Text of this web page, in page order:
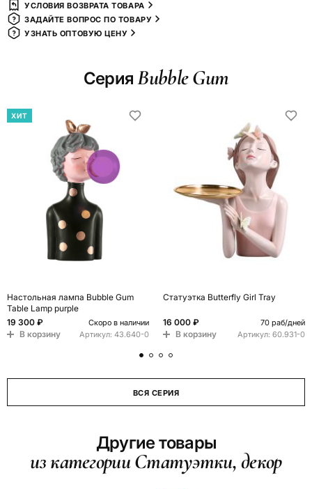
УСЛОВИЯ ВОЗВРАТА ТОВАРА
ЗАДАЙТЕ ВОПРОС ПО ТОВАРУ
УЗНАТЬ ОПТОВУЮ ЦЕНУ
СерияBubble Gum
ХИТ
Настольная лампа Bubble Gum
Table Lamp purple
19 300 ₽
Скоро в наличии
В корзину Артикул: 43.640-0
Статуэтка Butterfly Girl Tray
16 000 ₽ 70 раб/дней
В корзину Артикул: 60.931-0
ВСЯ СЕРИЯ
Другие товары
из категории Статуэтки, декор